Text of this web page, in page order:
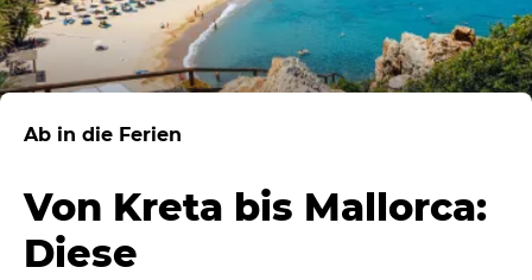
Ab in die Ferien
Von Kreta bis Mallorca:
Diese